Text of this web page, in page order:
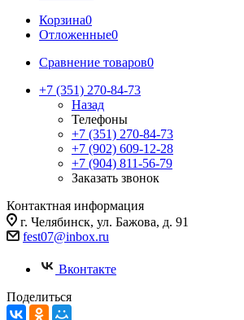
Корзина0
Отложенные0
Сравнение товаров0
+7 (351) 270-84-73
Назад
Телефоны
+7 (351) 270-84-73
+7 (902) 609-12-28
+7 (904) 811-56-79
Заказать звонок
Контактная информация
г. Челябинск, ул. Бажова, д. 91
fest07@inbox.ru
Вконтакте
Поделиться